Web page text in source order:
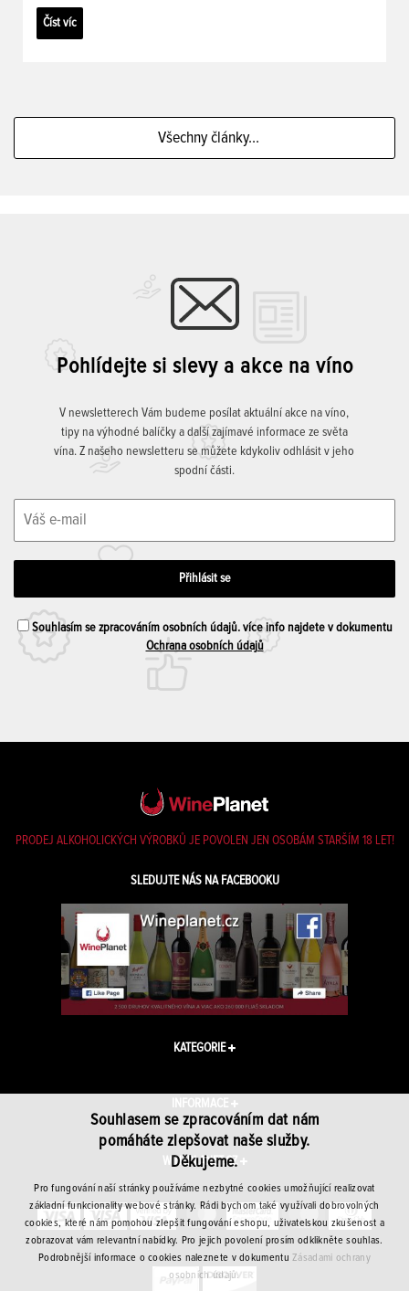
Číst víc
Všechny články...
Pohlídejte si slevy a akce na víno
V newsletterech Vám budeme posílat aktuální akce na víno,
tipy na výhodné balíčky a další zajímavé informace ze světa
vína. Z našeho newsletteru se můžete kdykoliv odhlásit v jeho
spodní části.
Souhlasím se zpracováním osobních údajů. více info najdete v dokumentu
Ochrana osobních údajů
PRODEJ ALKOHOLICKÝCH VÝROBKŮ JE POVOLEN JEN OSOBÁM STARŠÍM 18 LET!
SLEDUJTE NÁS NA FACEBOOKU
KATEGORIE
INFORMACE
WINEPLANET.CZ
Souhlasem se zpracováním dat nám
pomáháte zlepšovat naše služby.
Děkujeme.
Pro fungování naší stránky používáme nezbytné cookies umožňující realizovat
základní funkcionality webové stránky. Rádi bychom také využívali dobrovolných
cookies, které nám pomohou zlepšit fungování eshopu, uživatelskou zkušenost a
zobrazovat vám relevantní nabídky. Pro jejich povolení prosím odklikněte souhlas.
Podrobnější informace o cookies naleznete v dokumentuZásadami ochrany
osobních údajů.